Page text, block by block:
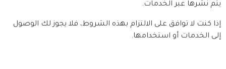
يتم نشرها عبر الخدمات.
إذا كنت لا توافق على الالتزام بهذه الشروط، فلا يجوز لك الوصول
إلى الخدمات أو استخدامها.